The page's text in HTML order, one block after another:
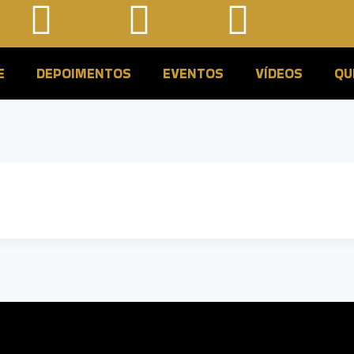
DEPOIMENTOS EVENTOS VÍDEOS